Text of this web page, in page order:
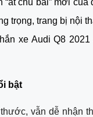
chủ bài” mới của
trọng, trang bị nội
xe Audi Q8
bật
vẫn dễ nhận